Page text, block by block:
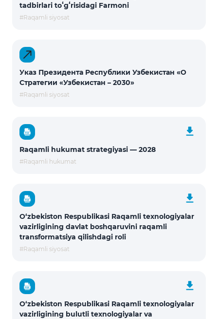
tadbirlari toʻgʻrisidagi Farmoni
#Raqamli siyosat
Указ Президента Республики Узбекистан «О
Стратегии «Узбекистан – 2030»
#Raqamli siyosat
Raqamli hukumat strategiyasi — 2028
#Raqamli hukumat
O‘zbekiston Respublikasi Raqamli texnologiyalar
vazirligining davlat boshqaruvini raqamli
transformatsiya qilishdagi roli
#Raqamli siyosat
O‘zbekiston Respublikasi Raqamli texnologiyalar
vazirligining bulutli texnologiyalar va